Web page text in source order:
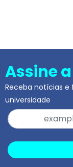
Assine
Receba notícias
universidade